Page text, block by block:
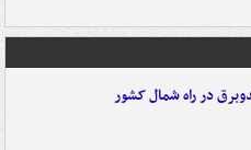
در راه شمال کشور